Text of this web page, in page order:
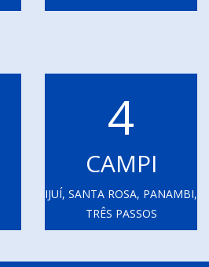
4
CAMPI
IJUÍ, SANTA ROSA, PANAMBI,
TRÊS PASSOS